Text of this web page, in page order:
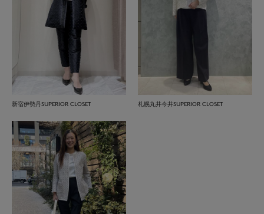
新宿伊勢丹SUPERIOR CLOSET 札幌丸井今井SUPERIOR CLOSET